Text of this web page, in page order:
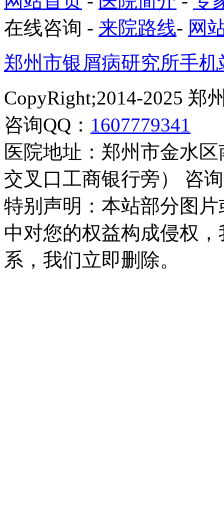
在线咨询 - 来院路线- 网
郑州市银屑病研究所手机
CopyRight;2014-2025 郑
咨询QQ： 1607779341
医院地址：郑州市金水
交叉口工商银行旁） 咨
特别声明：本站部分图
中对您的权益构成侵权
系，我们立即删除。